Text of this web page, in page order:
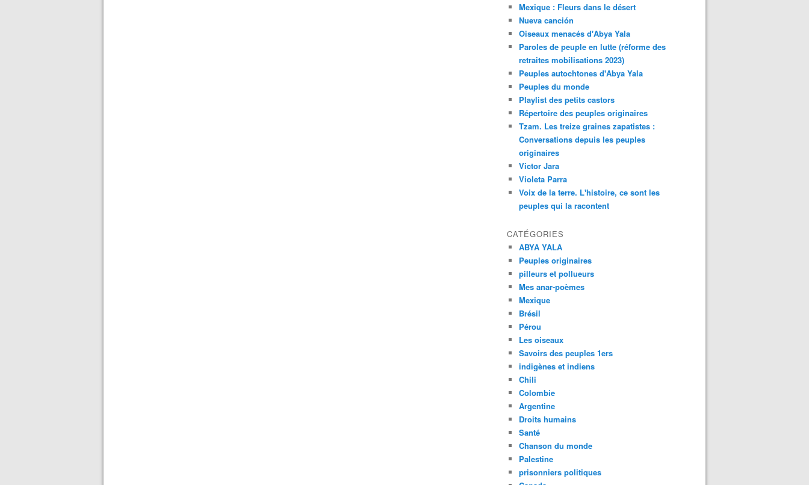
Mexique : Fleurs dans le désert
Nueva canción
Oiseaux menacés d'Abya Yala
Paroles de peuple en lutte (réforme des
retraites mobilisations 2023)
Peuples autochtones d'Abya Yala
Peuples du monde
Playlist des petits castors
Répertoire des peuples originaires
Tzam. Les treize graines zapatistes :
Conversations depuis les peuples
originaires
Victor Jara
Violeta Parra
Voix de la terre. L'histoire, ce sont les
peuples qui la racontent
CATÉGORIES
ABYA YALA
Peuples originaires
pilleurs et pollueurs
Mes anar-poèmes
Mexique
Brésil
Pérou
Les oiseaux
Savoirs des peuples 1ers
indigènes et indiens
Chili
Colombie
Argentine
Droits humains
Santé
Chanson du monde
Palestine
prisonniers politiques